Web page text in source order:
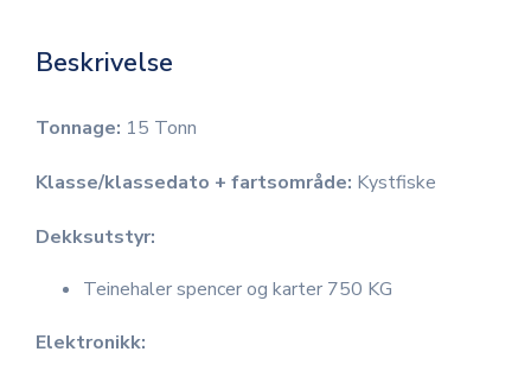
Beskrivelse
Tonnage: 15 Tonn
Klasse/klassedato + fartsområde: Kystfiske
Dekksutstyr:
Teinehaler spencer og karter 750 KG
Elektronikk: